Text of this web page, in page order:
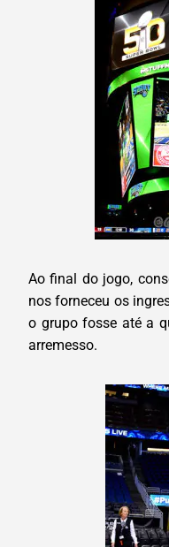
Ao final do jogo,
nos forneceu os
o grupo fosse até a
arremesso.